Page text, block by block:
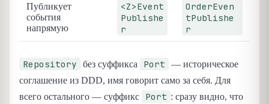
Публикует
события
напрямую
<Z>Event
Publishe
r
OrderEven
tPublishe
r
Repository без суффикса Port
— историческое
соглашение из DDD, имя говорит само за себя. Для
всего остального — суффикс
Port : сразу видно, что